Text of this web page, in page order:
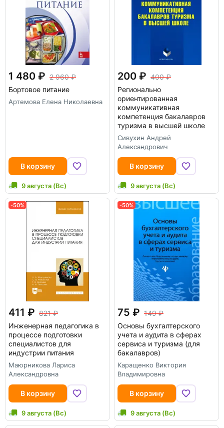
1 480
2 960
Бортовое питание
Артемова Елена Николаевна
В корзину
9 августа (Вс)
200
400
Регионально
ориентированная
коммуникативная
компетенция бакалавров
туризма в высшей школе
Сивухин Андрей
Александрович
В корзину
9 августа (Вс)
-50%
411
821
Инженерная педагогика в
процессе подготовки
специалистов для
индустрии питания
Маюрникова Лариса
Александровна
В корзину
9 августа (Вс)
-50%
75
149
Основы бухгалтерского
учета и аудита в сферах
сервиса и туризма (для
бакалавров)
Каращенко Виктория
Владимировна
В корзину
9 августа (Вс)